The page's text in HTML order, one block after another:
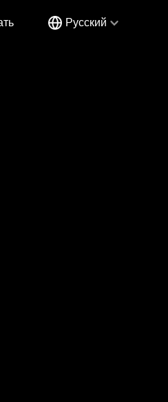
Русский